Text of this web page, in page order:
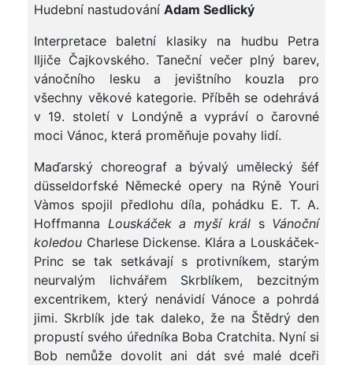
Hudební nastudování Adam Sedlický
Interpretace baletní klasiky na hudbu Petra
Iljiče Čajkovského. Taneční večer plný barev,
vánočního lesku a jevištního kouzla pro
všechny věkové kategorie. Příběh se odehrává
v 19. století v Londýně a vypráví o čarovné
moci Vánoc, která proměňuje povahy lidí.
Maďarský choreograf a bývalý umělecký šéf
düsseldorfské Německé opery na Rýně Youri
Vàmos spojil předlohu díla, pohádku E. T. A.
Hoffmanna Louskáček a myší král s Vánoční
koledou Charlese Dickense. Klára a Louskáček-
Princ se tak setkávají s protivníkem, starým
neurvalým lichvářem Skrblíkem, bezcitným
excentrikem, který nenávidí Vánoce a pohrdá
jimi. Skrblík jde tak daleko, že na Štědrý den
propustí svého úředníka Boba Cratchita. Nyní si
Bob nemůže dovolit ani dát své malé dceři